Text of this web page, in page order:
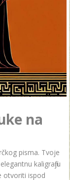
na
pisma. Tvoje
kaligrafiju
otvoriti ispod